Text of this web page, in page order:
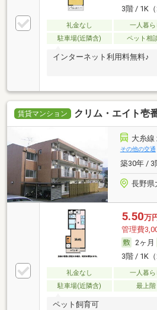
3階 / 1K
礼金なし 一人暮ら
駐車場(近隣含)
ペット相
インターネット利用料無料♪
賃貸マンション クリム・エイト壱
大糸線
その他の交通
築30年 / 3
長野県
5.50万
管理費
2ヶ月
3階 / 1K
礼金なし 一人暮ら
駐車場(近隣含)
最上階
ペット飼育可